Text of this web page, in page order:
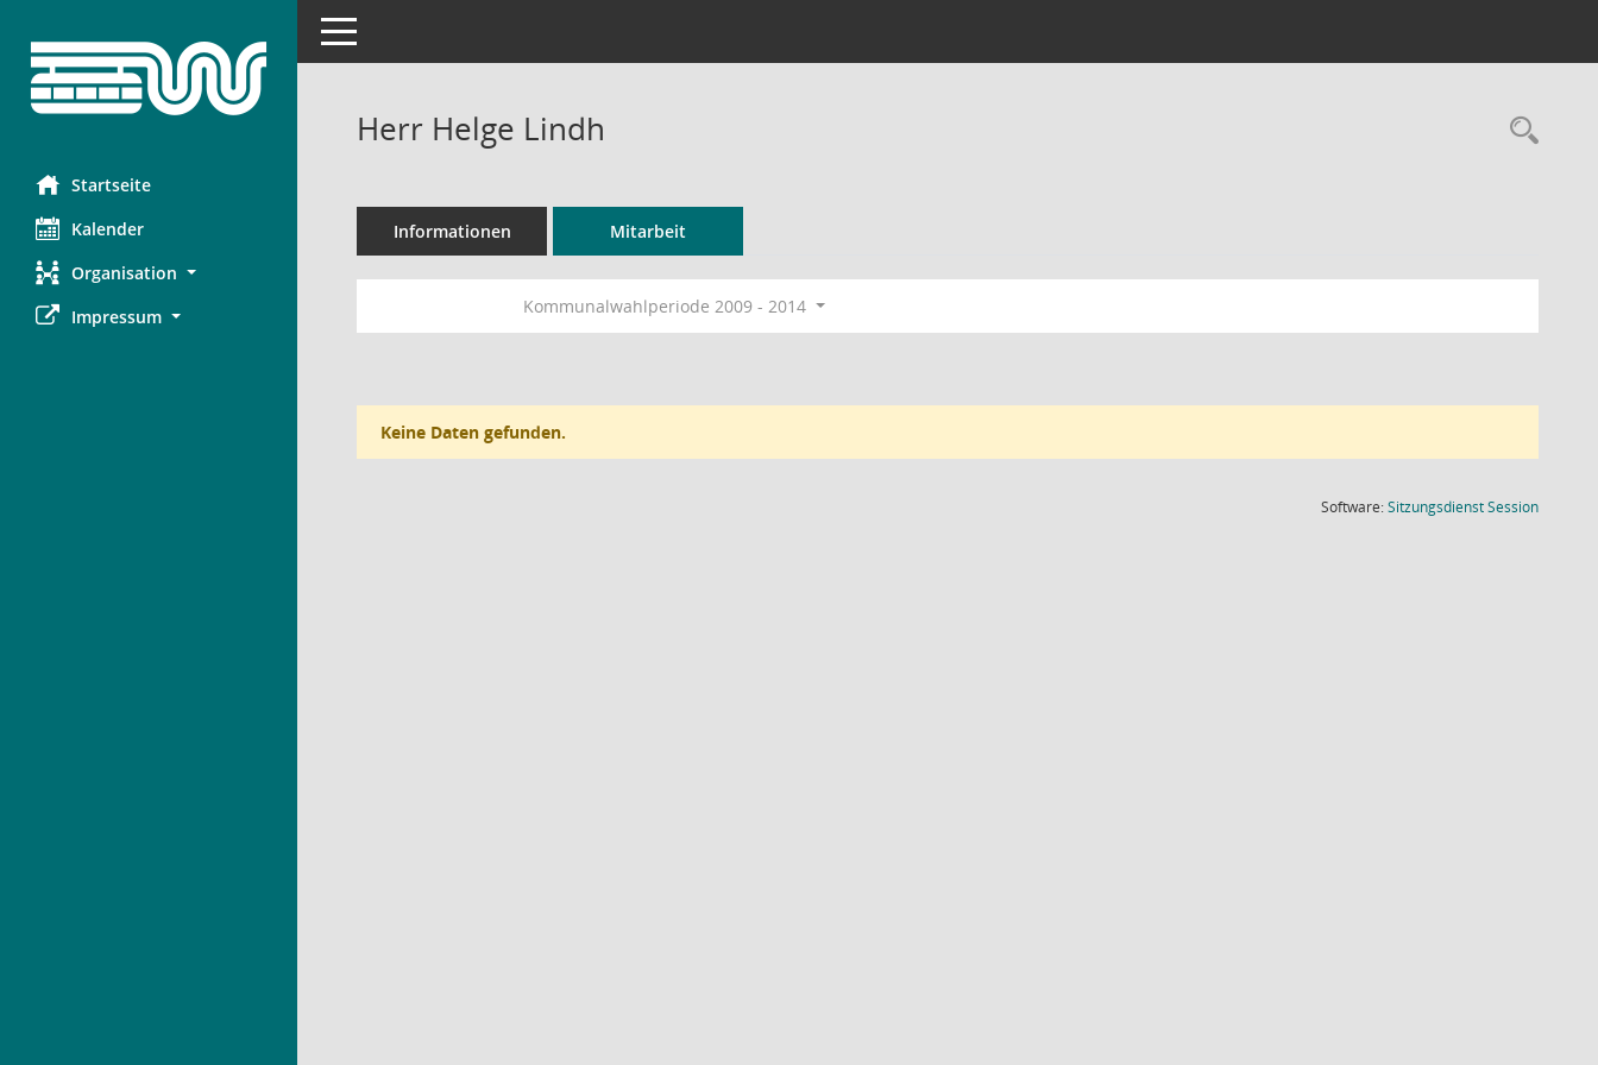
Startseite
Kalender
Organisation
Impressum
Toggle navigation
Herr Helge Lindh
Informationen Mitarbeit
Kommunalwahlperiode 2009 - 2014
Keine Daten gefunden.
Software:SitzungsdienstSession(Wird in